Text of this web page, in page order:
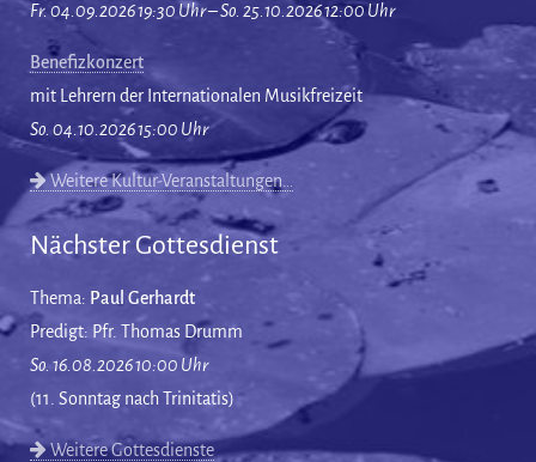
Fr. 04.09.2026 19:30 Uhr – So. 25.10.2026 12:00 Uhr
Benefizkonzert
mit Lehrern der Internationalen Musikfreizeit
So. 04.10.2026 15:00 Uhr
Weitere Kultur-Veranstaltungen…
Nächster Gottesdienst
Thema: Paul Gerhardt
Predigt: Pfr. Thomas Drumm
So. 16.08.2026 10:00 Uhr
(11. Sonntag nach Trinitatis)
Weitere Gottesdienste